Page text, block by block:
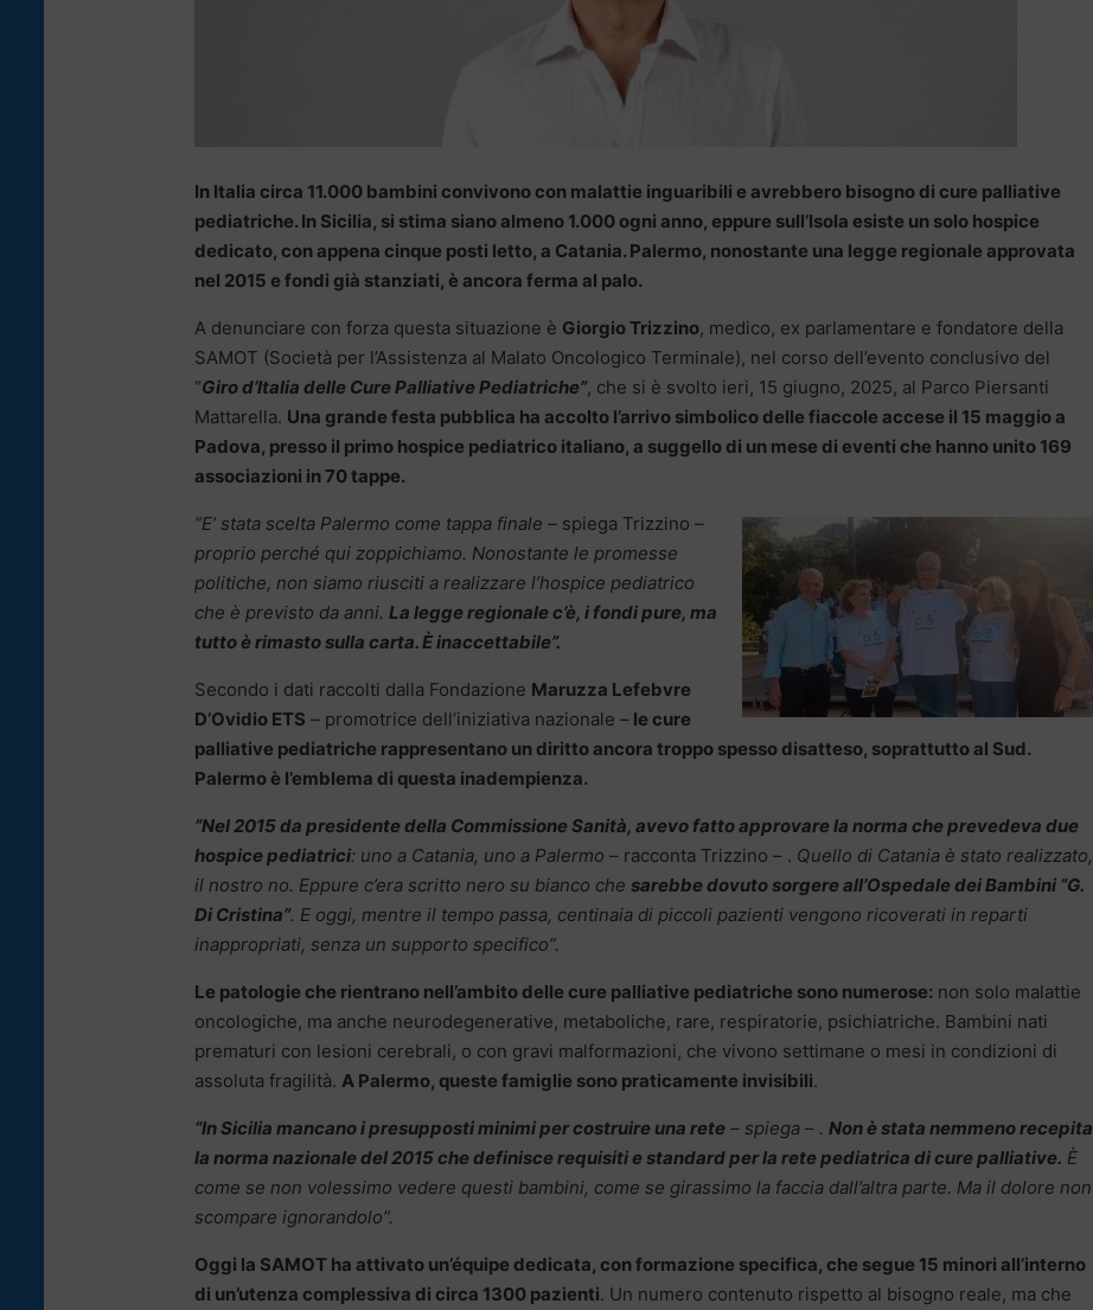
In Italia circa 11.000 bambini convivono con malattie inguaribili e avrebbero bisogno di cure palliative
pediatriche. In Sicilia, si stima siano almeno 1.000 ogni anno, eppure sull’Isola esiste un solo hospice
dedicato, con appena cinque posti letto, a Catania. Palermo, nonostante una legge regionale approvata
nel 2015 e fondi già stanziati, è ancora ferma al palo.
A denunciare con forza questa situazione è Giorgio Trizzino, medico, ex parlamentare e fondatore della
SAMOT (Società per l’Assistenza al Malato Oncologico Terminale), nel corso dell’evento conclusivo del
“Giro d’Italia delle Cure Palliative Pediatriche”, che si è svolto ieri, 15 giugno, 2025, al Parco Piersanti
Mattarella. Una grande festa pubblica ha accolto l’arrivo simbolico delle fiaccole accese il 15 maggio a
Padova, presso il primo hospice pediatrico italiano, a suggello di un mese di eventi che hanno unito 169
associazioni in 70 tappe.
“E’ stata scelta Palermo come tappa finale – spiega Trizzino –
proprio perché qui zoppichiamo. Nonostante le promesse
politiche, non siamo riusciti a realizzare l’hospice pediatrico
che è previsto da anni. La legge regionale c’è, i fondi pure, ma
tutto è rimasto sulla carta. È inaccettabile”.
Secondo i dati raccolti dalla Fondazione Maruzza Lefebvre
D’Ovidio ETS – promotrice dell’iniziativa nazionale – le cure
palliative pediatriche rappresentano un diritto ancora troppo spesso disatteso, soprattutto al Sud.
Palermo è l’emblema di questa inadempienza.
“Nel 2015 da presidente della Commissione Sanità, avevo fatto approvare la norma che prevedeva due
hospice pediatrici: uno a Catania, uno a Palermo – racconta Trizzino – . Quello di Catania è stato realizzato,
il nostro no. Eppure c’era scritto nero su bianco che sarebbe dovuto sorgere all’Ospedale dei Bambini “G.
Di Cristina”. E oggi, mentre il tempo passa, centinaia di piccoli pazienti vengono ricoverati in reparti
inappropriati, senza un supporto specifico”.
Le patologie che rientrano nell’ambito delle cure palliative pediatriche sono numerose: non solo malattie
oncologiche, ma anche neurodegenerative, metaboliche, rare, respiratorie, psichiatriche. Bambini nati
prematuri con lesioni cerebrali, o con gravi malformazioni, che vivono settimane o mesi in condizioni di
assoluta fragilità. A Palermo, queste famiglie sono praticamente invisibili.
“In Sicilia mancano i presupposti minimi per costruire una rete – spiega – . Non è stata nemmeno recepita
la norma nazionale del 2015 che definisce requisiti e standard per la rete pediatrica di cure palliative. È
come se non volessimo vedere questi bambini, come se girassimo la faccia dall’altra parte. Ma il dolore non
scompare ignorandolo”.
Oggi la SAMOT ha attivato un’équipe dedicata, con formazione specifica, che segue 15 minori all’interno
di un’utenza complessiva di circa 1300 pazienti. Un numero contenuto rispetto al bisogno reale, ma che